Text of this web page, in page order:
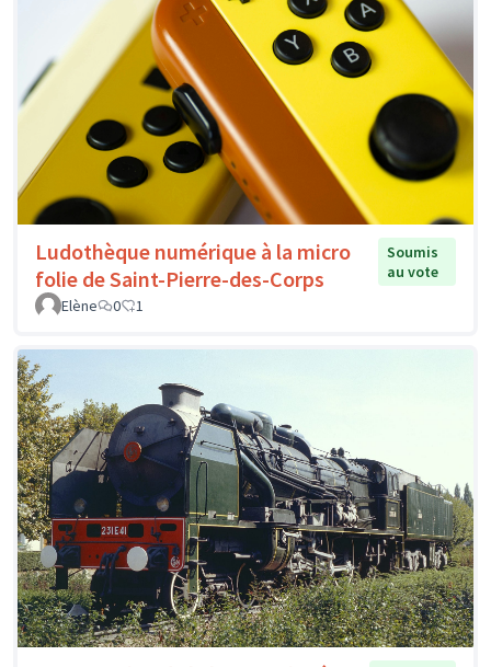
Ludothèque numérique à la micro
folie de Saint-Pierre-des-Corps
Soumis
au vote
Elène
0 1